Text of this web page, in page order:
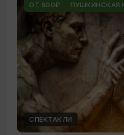
ОТ 600₽ ПУШКИНСКАЯ
СПЕКТАКЛИ